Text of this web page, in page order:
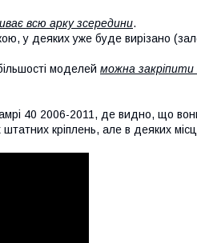
всю арку зсередини.
у деяких уже буде вирізано
моделей можна
40 2006-2011, де видно, що
штатних кріплень, але в деяких